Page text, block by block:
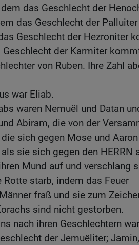
das Geschlecht der
das Geschlecht der
Geschlecht der Hezroniter
der Karmiter
von Ruben. Ihre Zahl
war Eliab.
waren Nemuël und Datan
Abiram, die von der
sich gegen Mose und
sie sich gegen den HERRN
Mund auf und verschlang
Rotte starb, indem das Feuer
fraß und sie zum
sind nicht gestorben.
nach ihren Geschlechtern
der Jemuëliter;